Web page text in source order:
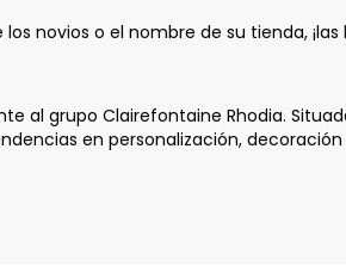
los novios o el nombre de su tienda,
al grupo Clairefontaine Rhodia.
en personalización,